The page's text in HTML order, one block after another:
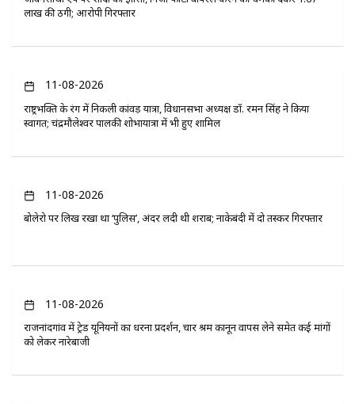
लाख की ठगी; आरोपी गिरफ्तार
11-08-2026
राष्ट्रभक्ति के रंग में निकली कांवड़ यात्रा, विधानसभा अध्यक्ष डॉ. रमन सिंह ने किया
स्वागत; चंद्रमौलेश्वर पालकी शोभायात्रा में भी हुए शामिल
11-08-2026
बोलेरो पर लिख रखा था ‘पुलिस’, अंदर लदी थी शराब; नाकेबंदी में दो तस्कर गिरफ्तार
11-08-2026
राजनांदगांव में ट्रेड यूनियनों का धरना प्रदर्शन, चार श्रम कानून वापस लेने समेत कई मांगों
को लेकर नारेबाजी